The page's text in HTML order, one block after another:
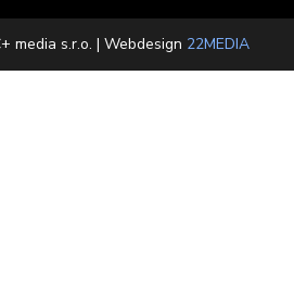
media s.r.o. | Webdesign 22MEDIA